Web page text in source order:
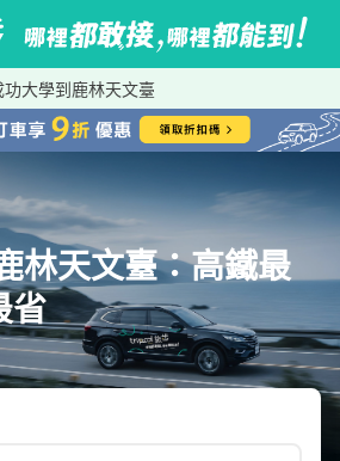
功大學到鹿林天文臺
林天文臺：高鐵最
省